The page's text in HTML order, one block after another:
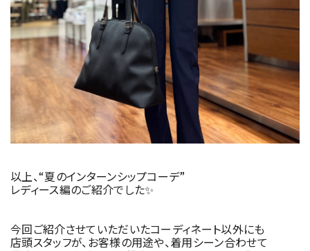
以上、“夏のインターンシップコーデ”
レディース編のご紹介でした✨
今回ご紹介させていただいたコーディネート以外にも
店頭スタッフが、お客様の用途や、着用シーン合わせて